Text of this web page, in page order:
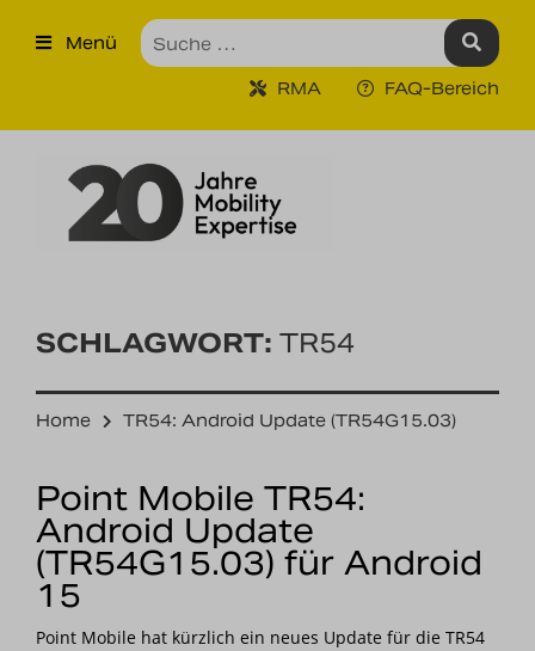
×
Robuste Industrie-Tablet PCs
Ruggedized Industrie
Handhelds
Kontakt
Nachrichten
Karriere
Menü
RMA FAQ-Bereich
SCHLAGWORT: TR54
Home TR54: Android Update (TR54G15.03)
Point Mobile TR54:
Android Update
(TR54G15.03) für Android
15
Point Mobile hat kürzlich ein neues Update für die TR54